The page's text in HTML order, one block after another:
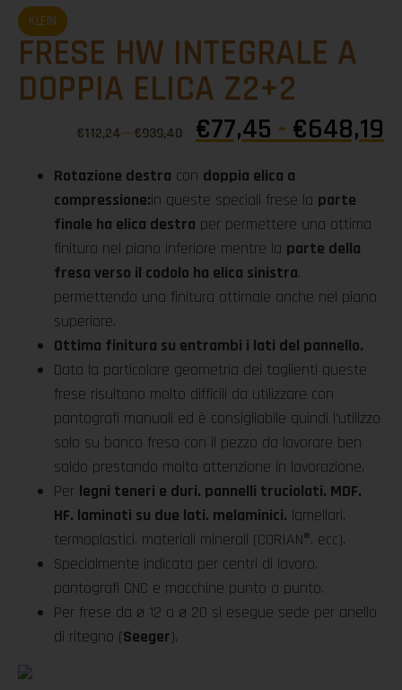
KLEIN
FRESE HW INTEGRALE A
DOPPIA ELICA Z2+2
€112,24-€939,40 €77,45 - €648,19
Rotazione destra con doppia elica a
compressione:in queste speciali frese la parte
finale ha elica destra per permettere una ottima
finitura nel piano inferiore mentre la parte della
fresa verso il codolo ha elica sinistra.
permettendo una finitura ottimale anche nel piano
superiore.
Ottima finitura su entrambi i lati del pannello.
Data la particolare geometria dei taglienti queste
frese risultano molto difficili da utilizzare con
pantografi manuali ed è consigliabile quindi l’utilizzo
solo su banco fresa con il pezzo da lavorare ben
saldo prestando molta attenzione in lavorazione.
Per legni teneri e duri. pannelli truciolati. MDF.
HF. laminati su due lati. melaminici. lamellari.
termoplastici. materiali minerali (CORIAN®. ecc).
Specialmente indicata per centri di lavoro.
pantografi CNC e macchine punto a punto.
Per frese da ø 12 a ø 20 si esegue sede per anello
di ritegno (Seeger).